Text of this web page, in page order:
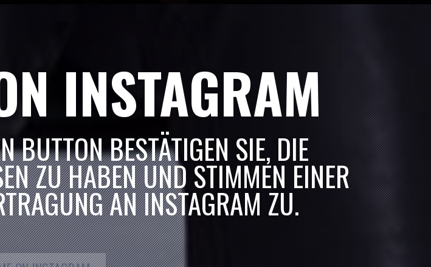
HOCHZEIT „TREFZER“ “ SOLD OUT
HOCHZEITSFEIER „DANI & ALEX“ “ SOLD OUT
HOCHZEIT „MATT“ “ SOLD OUT
INSTAGRAM
BUTTON BESTÄTIGEN SIE, DIE
ZU HABEN UND STIMMEN EINER
AN INSTAGRAM ZU.